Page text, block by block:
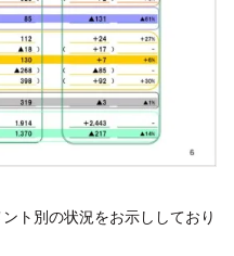
ト別の状況をお示ししており